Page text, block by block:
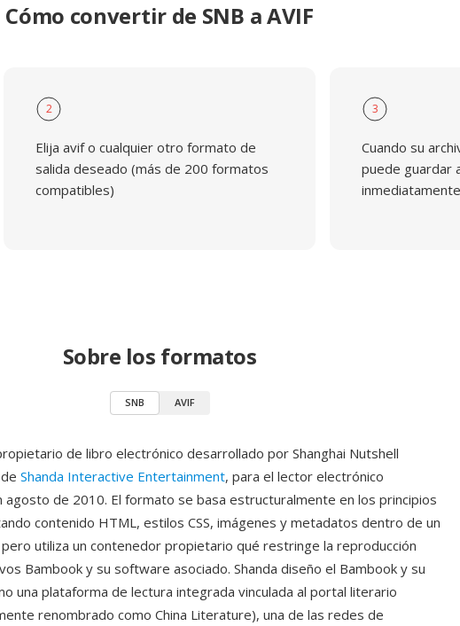
Cómo convertir de SNB a AVIF
2
Elija avif o cualquier otro formato de
salida deseado (más de 200 formatos
compatibles)
3
Cuando su
puede guardar
inmediatamente
Sobre los formatos
SNB AVIF
de libro electrónico desarrollado por Shanghai Nutshell
Shanda Interactive Entertainment, para el lector electrónico
agosto de 2010. El formato se basa estructuralmente en los principios
contenido HTML, estilos CSS, imágenes y metadatos dentro de un
utiliza un contenedor propietario qué restringe la reproducción
Bambook y su software asociado. Shanda diseño el Bambook y su
una plataforma de lectura integrada vinculada al portal literario
renombrado como China Literature), una de las redes de